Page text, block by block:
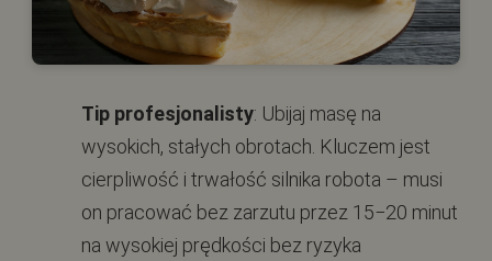
Tip profesjonalisty: Ubijaj masę na
wysokich, stałych obrotach. Kluczem jest
cierpliwość i trwałość silnika robota – musi
on pracować bez zarzutu przez 15−20 minut
na wysokiej prędkości bez ryzyka